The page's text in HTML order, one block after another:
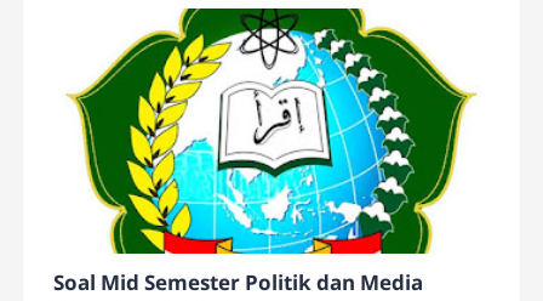
Soal Mid Semester Politik dan Media